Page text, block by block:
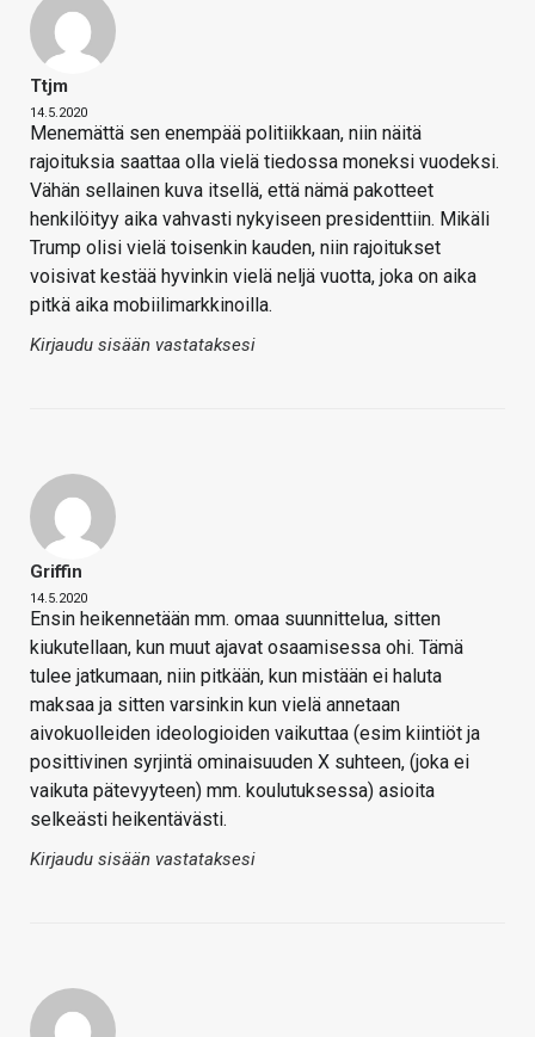
Ttjm
14.5.2020
Menemättä sen enempää politiikkaan, niin näitä
rajoituksia saattaa olla vielä tiedossa moneksi vuodeksi.
Vähän sellainen kuva itsellä, että nämä pakotteet
henkilöityy aika vahvasti nykyiseen presidenttiin. Mikäli
Trump olisi vielä toisenkin kauden, niin rajoitukset
voisivat kestää hyvinkin vielä neljä vuotta, joka on aika
pitkä aika mobiilimarkkinoilla.
Kirjaudu sisään vastataksesi
Griffin
14.5.2020
Ensin heikennetään mm. omaa suunnittelua, sitten
kiukutellaan, kun muut ajavat osaamisessa ohi. Tämä
tulee jatkumaan, niin pitkään, kun mistään ei haluta
maksaa ja sitten varsinkin kun vielä annetaan
aivokuolleiden ideologioiden vaikuttaa (esim kiintiöt ja
posittivinen syrjintä ominaisuuden X suhteen, (joka ei
vaikuta pätevyyteen) mm. koulutuksessa) asioita
selkeästi heikentävästi.
Kirjaudu sisään vastataksesi